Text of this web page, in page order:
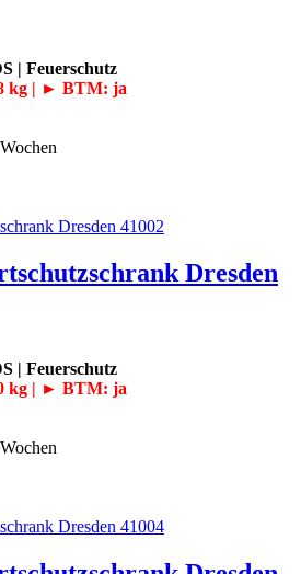
| Feuerschutz
kg | ► BTM: ja
Dresden
| Feuerschutz
kg | ► BTM: ja